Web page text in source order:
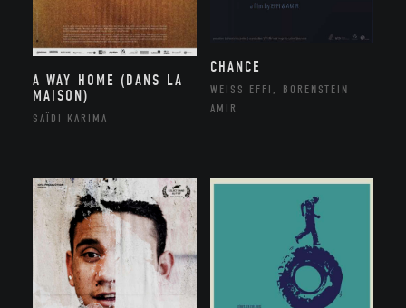
A WAY HOME (DANS LA
MAISON)
SAÏDI KARIMA
CHANCE
WEISS EFFI, BORENSTEIN
AMIR